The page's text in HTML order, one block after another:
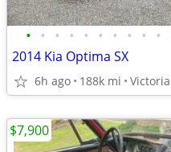
• • • • • • • • • •
2014 Kia Optima SX
6h ago 188k mi Victoria
$7,900